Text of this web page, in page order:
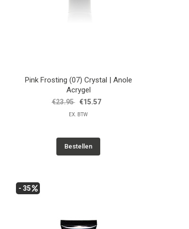
Pink Frosting (07) Crystal | Anole
Acrygel
€23.95 €15.57
EX. BTW
Bestellen
- 35